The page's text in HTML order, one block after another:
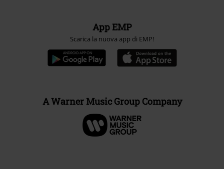
App EMP
Scarica la nuova app di EMP!
A Warner Music Group Company